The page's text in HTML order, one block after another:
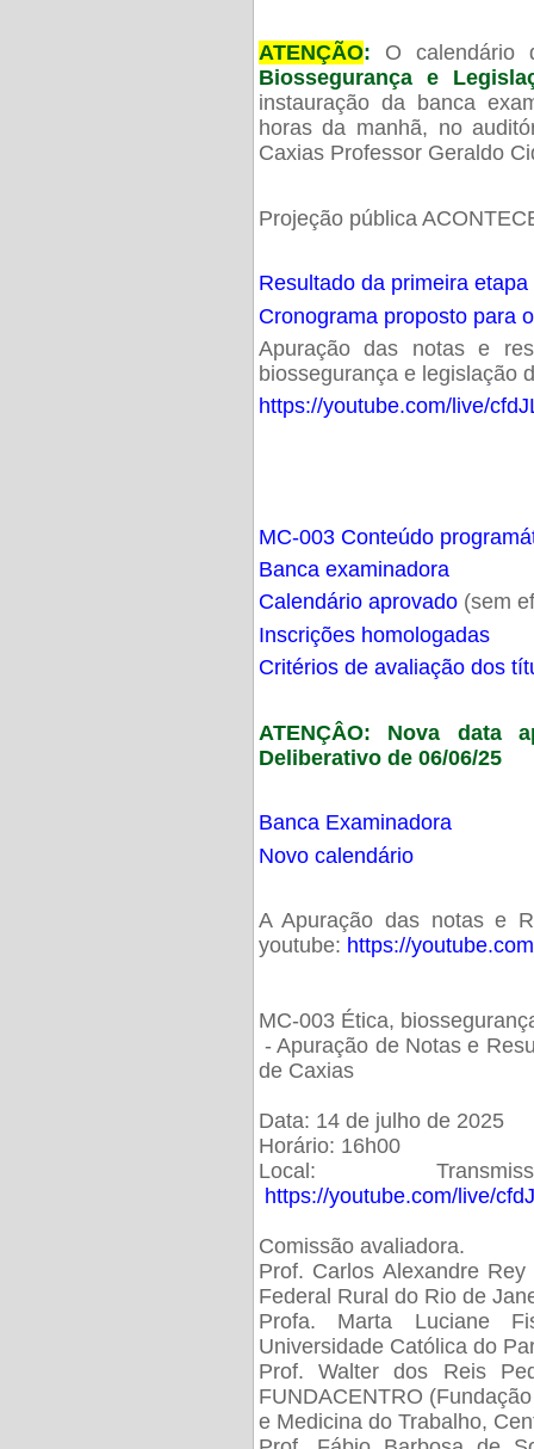
ATENÇÃO: O calendário
Biossegurança e
instauração da banca
horas da manhã, no
Caxias Professor Geraldo
Projeção pública
Resultado da primeira
Cronograma proposto para
Apuração das notas e
biossegurança e legislação
https://youtube.com/live/
MC-003 Conteúdo
Banca examinadora
Calendário aprovado(sem
Inscrições homologadas
Critérios de avaliação dos
ATENÇÂO: Nova data
Deliberativo de 06/06/25
Banca Examinadora
Novo calendário
A Apuração das notas e
youtube: https://
MC-003 Ética,
- Apuração de Notas e
de Caxias
Data: 14 de julho de 2025
Horário: 16h00
Local:
https://youtube.com/live/
Comissão avaliadora.
Prof. Carlos Alexandre
Federal Rural do Rio de
Profa. Marta Luciane
Universidade Católica do
Prof. Walter dos Reis
FUNDACENTRO
e Medicina do Trabalho,